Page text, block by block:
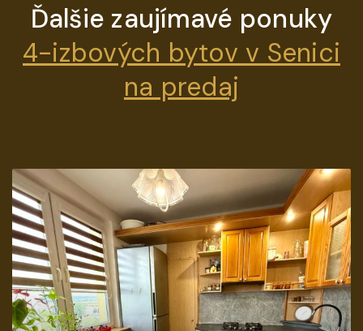
Ďalšie zaujímavé ponuky
4-izbových bytov v Senici
na predaj